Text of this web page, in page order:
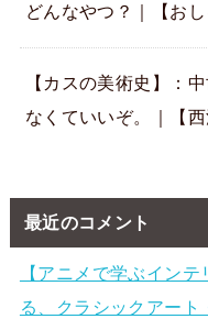
どんなやつ？｜【お
【カスの美術史】：
なくていいぞ。｜【
最近のコメント
【アニメで学ぶイン
る、クラシックアー